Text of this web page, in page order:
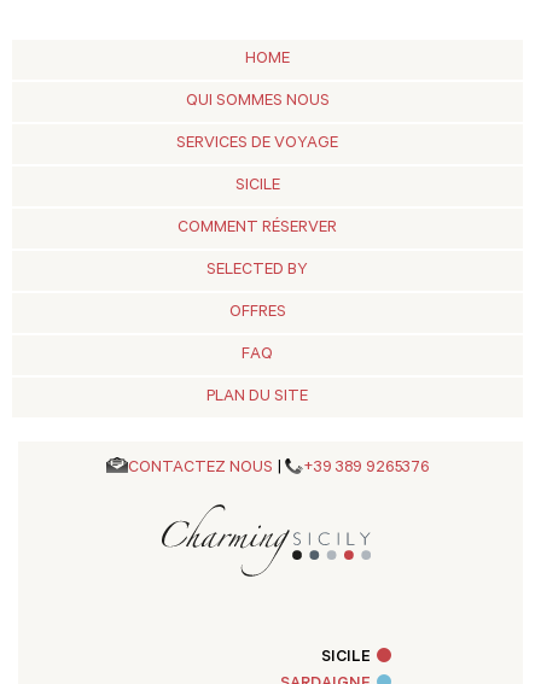
HOME
QUI SOMMES NOUS
SERVICES DE VOYAGE
SICILE
COMMENT RÉSERVER
SELECTED BY
OFFRES
FAQ
PLAN DU SITE
CONTACTEZ NOUS | +39 389 9265376
SICILE